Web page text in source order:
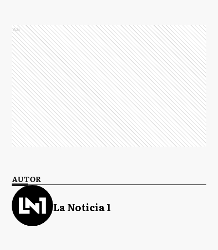
Ads
AUTOR
La Noticia 1